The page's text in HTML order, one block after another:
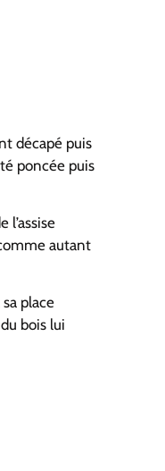
décapé puis
poncée puis
l’assise
autant
place
bois lui